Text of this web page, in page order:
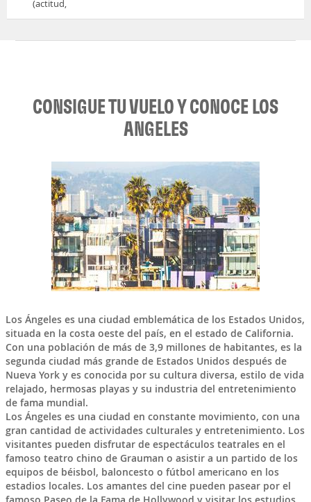
(actitud,
CONSIGUE TU VUELO Y CONOCE LOS
ANGELES
Los Ángeleses una ciudad emblemática de los Estados Unidos,
situada en la costa oeste del país, en el estado de California.
Con una población de más de 3,9 millones de habitantes, es la
segunda ciudad más grande de Estados Unidos después de
Nueva York y es conocida por su cultura diversa, estilo de vida
relajado, hermosas playas y su industria del entretenimiento
de fama mundial.
Los Ángeles es una ciudad en constante movimiento, con una
gran cantidad de actividades culturales y entretenimiento. Los
visitantes pueden disfrutar de espectáculos teatrales en el
famoso teatro chino de Grauman o asistir a un partido de los
equipos de béisbol, baloncesto o fútbol americano en los
estadios locales. Los amantes del cine pueden pasear por el